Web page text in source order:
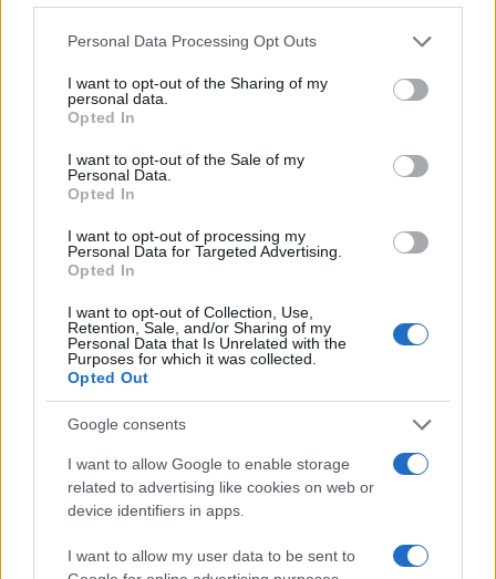
Personal Data Processing Opt Outs
I want to opt-out of the Sharing of my
personal data.
Opted In
I want to opt-out of the Sale of my
Personal Data.
Opted In
I want to opt-out of processing my
Personal Data for Targeted Advertising.
Opted In
I want to opt-out of Collection, Use,
Retention, Sale, and/or Sharing of my
Personal Data that Is Unrelated with the
Purposes for which it was collected.
Opted Out
Google consents
I want to allow Google to enable storage
related to advertising like cookies on web or
device identifiers in apps.
I want to allow my user data to be sent to
Immigrazione e lavoro povero, città
di Enrico Foscarini
18 Maggio 2026, 18:00